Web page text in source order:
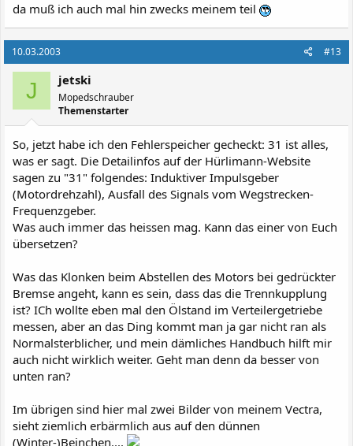
da muß ich auch mal hin zwecks meinem teil
10.03.2003 #13
J jetski
Mopedschrauber
Themenstarter
So, jetzt habe ich den Fehlerspeicher gecheckt: 31 ist alles,
was er sagt. Die Detailinfos auf der Hürlimann-Website
sagen zu "31" folgendes: Induktiver Impulsgeber
(Motordrehzahl), Ausfall des Signals vom Wegstrecken-
Frequenzgeber.
Was auch immer das heissen mag. Kann das einer von Euch
übersetzen?
Was das Klonken beim Abstellen des Motors bei gedrückter
Bremse angeht, kann es sein, dass das die Trennkupplung
ist? ICh wollte eben mal den Ölstand im Verteilergetriebe
messen, aber an das Ding kommt man ja gar nicht ran als
Normalsterblicher, und mein dämliches Handbuch hilft mir
auch nicht wirklich weiter. Geht man denn da besser von
unten ran?
Im übrigen sind hier mal zwei Bilder von meinem Vectra,
sieht ziemlich erbärmlich aus auf den dünnen
(Winter-)Beinchen....